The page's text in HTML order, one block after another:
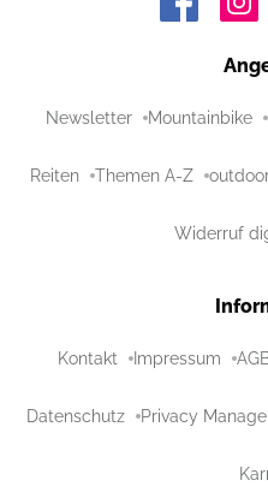
Newsletter Mountainbike
Reiten Themen A-Z
Widerruf
Kontakt Impressum
Datenschutz Privacy